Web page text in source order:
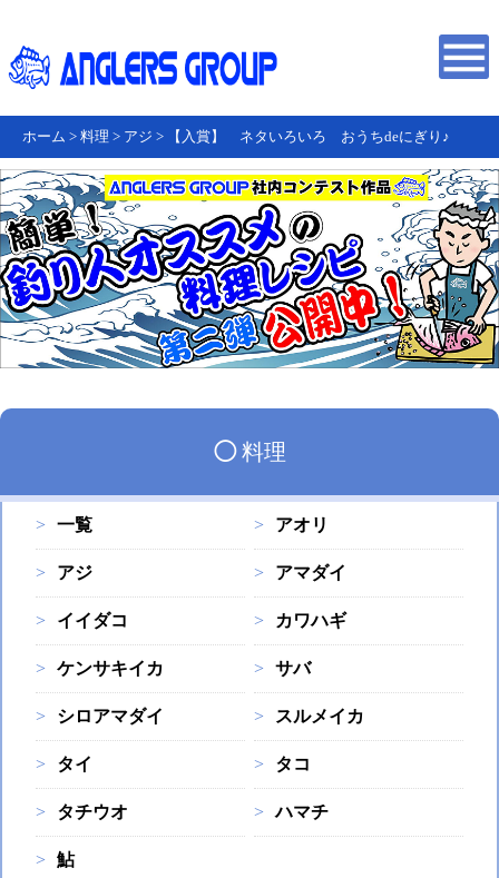
ホーム > 料理 > アジ > 【入賞】 ネタいろいろ おうちdeにぎり♪
◯料理
一覧 アオリ
アジ アマダイ
イイダコ カワハギ
ケンサキイカ サバ
シロアマダイ スルメイカ
タイ タコ
タチウオ ハマチ
鮎